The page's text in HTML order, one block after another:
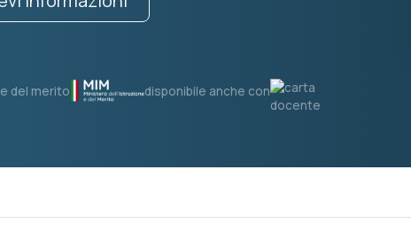
del merito disponibile anche con